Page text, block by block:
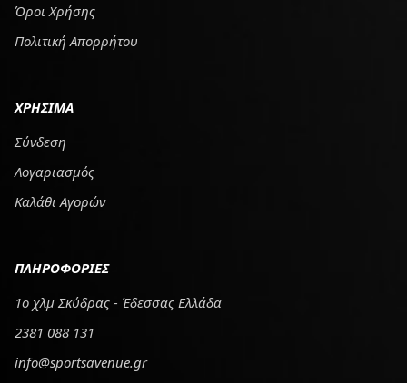
Όροι Χρήσης
Πολιτική Απορρήτου
ΧΡΗΣΙΜΑ
Σύνδεση
Λογαριασμός
Καλάθι Αγορών
ΠΛΗΡΟΦΟΡΙΕΣ
1ο χλμ Σκύδρας - Έδεσσας Ελλάδα
2381 088 131
info@sportsavenue.gr